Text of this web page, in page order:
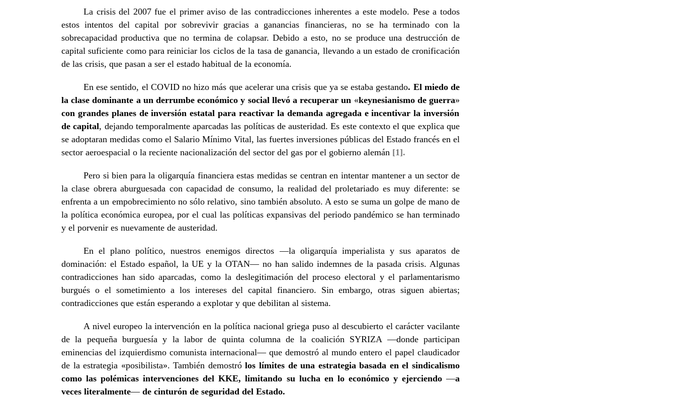
La crisis del 2007 fue el primer aviso de las contradicciones inherentes a este modelo. Pese a todos
estos intentos del capital por sobrevivir gracias a ganancias financieras, no se ha terminado con la
sobrecapacidad productiva que no termina de colapsar. Debido a esto, no se produce una destrucción de
capital suficiente como para reiniciar los ciclos de la tasa de ganancia, llevando a un estado de cronificación
de las crisis, que pasan a ser el estado habitual de la economía.
En ese sentido, el COVID no hizo más que acelerar una crisis que ya se estaba gestando. El miedo de
la clase dominante a un derrumbe económico y social llevó a recuperar un «keynesianismo de guerra»
con grandes planes de inversión estatal para reactivar la demanda agregada e incentivar la inversión
de capital, dejando temporalmente aparcadas las políticas de austeridad. Es este contexto el que explica que
se adoptaran medidas como el Salario Mínimo Vital, las fuertes inversiones públicas del Estado francés en el
sector aeroespacial o la reciente nacionalización del sector del gas por el gobierno alemán [1].
Pero si bien para la oligarquía financiera estas medidas se centran en intentar mantener a un sector de
la clase obrera aburguesada con capacidad de consumo, la realidad del proletariado es muy diferente: se
enfrenta a un empobrecimiento no sólo relativo, sino también absoluto. A esto se suma un golpe de mano de
la política económica europea, por el cual las políticas expansivas del periodo pandémico se han terminado
y el porvenir es nuevamente de austeridad.
En el plano político, nuestros enemigos directos —la oligarquía imperialista y sus aparatos de
dominación: el Estado español, la UE y la OTAN— no han salido indemnes de la pasada crisis. Algunas
contradicciones han sido aparcadas, como la deslegitimación del proceso electoral y el parlamentarismo
burgués o el sometimiento a los intereses del capital financiero. Sin embargo, otras siguen abiertas;
contradicciones que están esperando a explotar y que debilitan al sistema.
A nivel europeo la intervención en la política nacional griega puso al descubierto el carácter vacilante
de la pequeña burguesía y la labor de quinta columna de la coalición SYRIZA —donde participan
eminencias del izquierdismo comunista internacional— que demostró al mundo entero el papel claudicador
de la estrategia «posibilista». También demostrólos límites de una estrategia basada en el sindicalismo
como las polémicas intervenciones del KKE, limitando su lucha en lo económico y ejerciendo—a
veces literalmente—de cinturón de seguridad del Estado.